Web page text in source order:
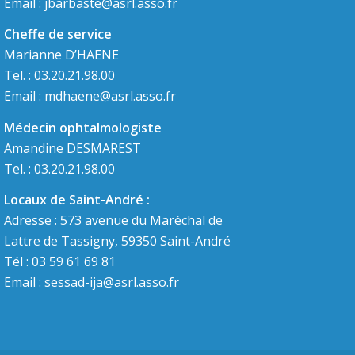
Cheffe de service
Marianne D’HAENE
Tel. : 03.20.21.98.00
Email : mdhaene@asrl.asso.fr
Médecin ophtalmologiste
Amandine DESMAREST
Tel. : 03.20.21.98.00
Locaux de Saint-André :
Adresse : 573 avenue du Maréchal de
Lattre de Tassigny, 59350 Saint-André
Tél : 03 59 61 69 81
Email :sessad-ija@asrl.asso.fr